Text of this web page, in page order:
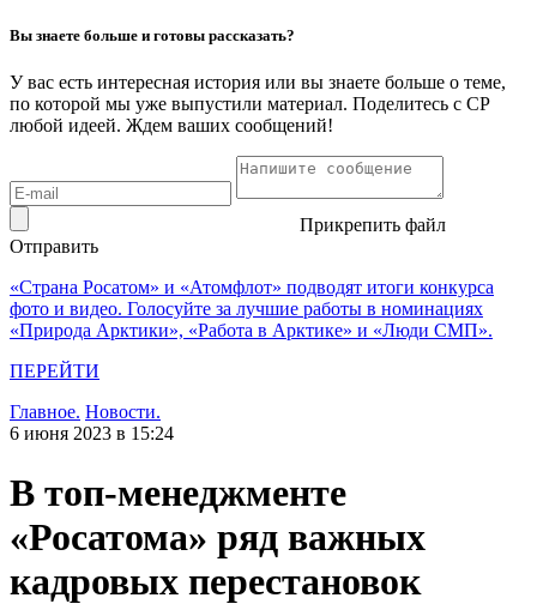
Вы знаете больше и готовы рассказать?
У вас есть интересная история или вы знаете больше о теме,
по которой мы уже выпустили материал. Поделитесь с СР
любой идеей. Ждем ваших сообщений!
Прикрепить файл
Отправить
«Страна Росатом» и «Атомфлот» подводят итоги конкурса
фото и видео. Голосуйте за лучшие работы в номинациях
«Природа Арктики», «Работа в Арктике» и «Люди СМП».
ПЕРЕЙТИ
Главное. Новости.
6 июня 2023 в 15:24
В топ-менеджменте
«Росатома» ряд важных
кадровых перестановок